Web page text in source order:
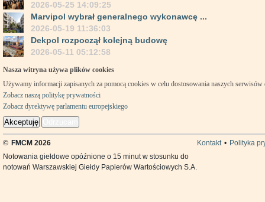
2026-05-25 14:09:25
Marvipol wybrał generalnego wykonawcę ...
2026-05-19 11:36:03
Dekpol rozpoczął kolejną budowę
2026-05-11 05:12:58
Nasza witryna używa plików cookies
Używamy informacji zapisanych za pomocą cookies w celu dostosowania naszych
Zobacz naszą politykę prywatności
Zobacz dyrektywę parlamentu europejskiego
Akceptuję
© FMCM 2026 Kontakt • Polityka
Notowania giełdowe opóźnione o 15 minut w stosunku do
notowań Warszawskiej Giełdy Papierów Wartościowych S.A.